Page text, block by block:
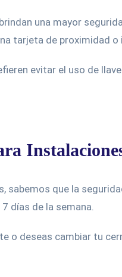
una mayor
tarjeta de proximidad
evitar el uso de
sabemos que la
días de la semana.
o deseas cambiar tu